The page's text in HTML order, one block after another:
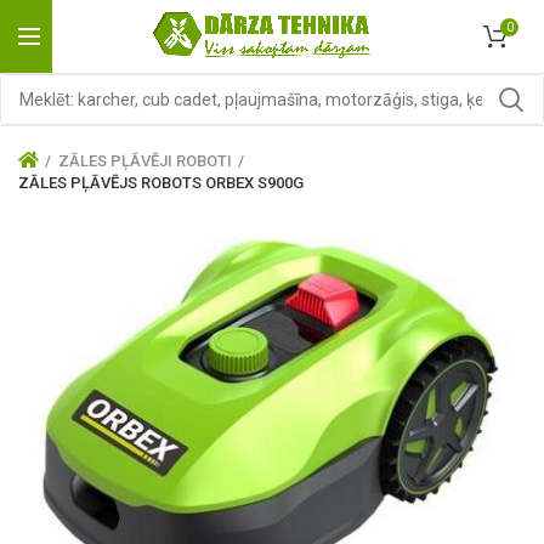
0
ZĀLES PĻĀVĒJI ROBOTI
ZĀLES PĻĀVĒJS ROBOTS ORBEX S900G